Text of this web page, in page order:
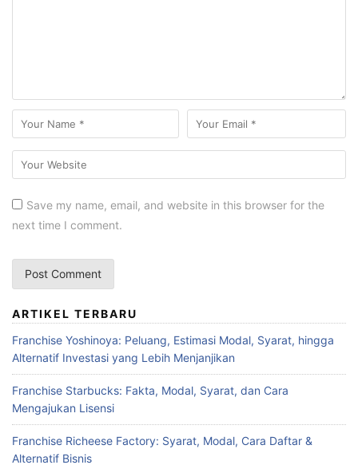
Save my name, email, and website in this browser for the
next time I comment.
ARTIKEL TERBARU
Franchise Yoshinoya: Peluang, Estimasi Modal, Syarat, hingga
Alternatif Investasi yang Lebih Menjanjikan
Franchise Starbucks: Fakta, Modal, Syarat, dan Cara
Mengajukan Lisensi
Franchise Richeese Factory: Syarat, Modal, Cara Daftar &
Alternatif Bisnis